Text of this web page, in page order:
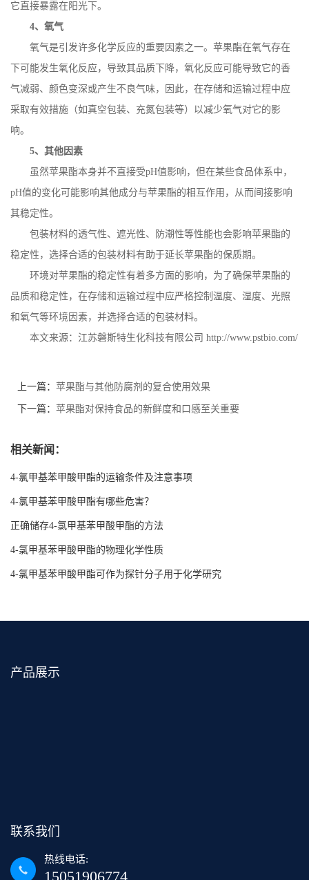
它直接暴露在阳光下。
4、氧气
氧气是引发许多化学反应的重要因素之一。苹果酯在氧气存在
下可能发生氧化反应，导致其品质下降，氧化反应可能导致它的香
气减弱、颜色变深或产生不良气味，因此，在存储和运输过程中应
采取有效措施（如真空包装、充氮包装等）以减少氧气对它的影
响。
5、其他因素
虽然苹果酯本身并不直接受pH值影响，但在某些食品体系中，
pH值的变化可能影响其他成分与苹果酯的相互作用，从而间接影响
其稳定性。
包装材料的透气性、遮光性、防潮性等性能也会影响苹果酯的
稳定性，选择合适的包装材料有助于延长苹果酯的保质期。
环境对苹果酯的稳定性有着多方面的影响，为了确保苹果酯的
品质和稳定性，在存储和运输过程中应严格控制温度、湿度、光照
和氧气等环境因素，并选择合适的包装材料。
本文来源：江苏磐斯特生化科技有限公司 http://www.pstbio.com/
上一篇： 苹果酯与其他防腐剂的复合使用效果
下一篇： 苹果酯对保持食品的新鲜度和口感至关重要
相关新闻：
4-氯甲基苯甲酸甲酯的运输条件及注意事项
4-氯甲基苯甲酸甲酯有哪些危害？
正确储存4-氯甲基苯甲酸甲酯的方法
4-氯甲基苯甲酸甲酯的物理化学性质
4-氯甲基苯甲酸甲酯可作为探针分子用于化学研究
产品展示
联系我们
热线电话:
15051906774